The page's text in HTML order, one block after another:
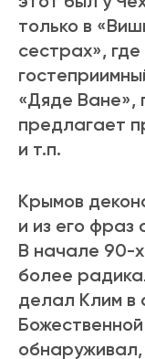
только в
сестрах»,
«Дяде Ване»,
предлагает
и т.п.
Крымов
и из его
В начале 90-
более
делал Клим в
обнаруживал,